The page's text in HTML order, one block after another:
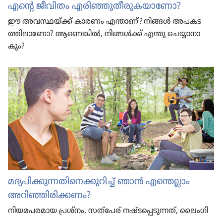
എന്റെ ജീവിതം എരിഞ്ഞുതീരുകയാണോ?
ഈ അവസ്ഥയ്‌ക്ക്‌ കാരണം എന്താണ്‌? നിങ്ങൾ അപകട​
ത്തി​ലാ​ണോ? ആണെങ്കിൽ, നിങ്ങൾക്ക്‌ എന്തു ചെയ്യാ​നാ​
കും?
മദ്യപി​ക്കു​ന്ന​തി​നെ​ക്കു​റിച്ച്‌ ഞാൻ എന്തെല്ലാം
അറിഞ്ഞി​രി​ക്ക​ണം?
നിയമ​പ​ര​മാ​യ പ്രശ്‌നം, സത്‌പേര്‌ നഷ്ടപ്പെ​ടു​ന്നത്‌, ലൈം​ഗി​